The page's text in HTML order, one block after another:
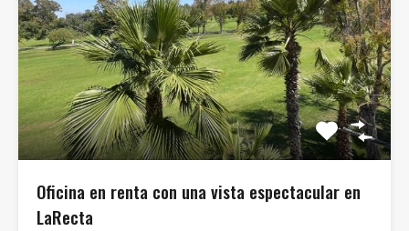
Oficina en renta con una vista espectacular en
LaRecta